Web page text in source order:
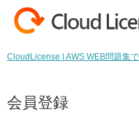
コンテンツへスキップ
CloudLicense | AWS WEB問題集
会員登録